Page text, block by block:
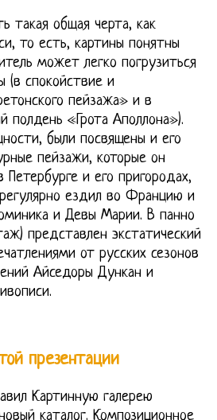
такая общая черта, как
то есть, картины понятны
может легко погрузиться
(в спокойствие и
пейзажа» и в
полдень «Грота Аполлона»).
были посвящены и его
пейзажи, которые он
Петербурге и его пригородах,
ездил во Францию и
и Девы Марии. В панно
представлен экстатический
от русских сезонов
Айседоры Дункан и
презентации
Картинную галерею
каталог. Композиционное